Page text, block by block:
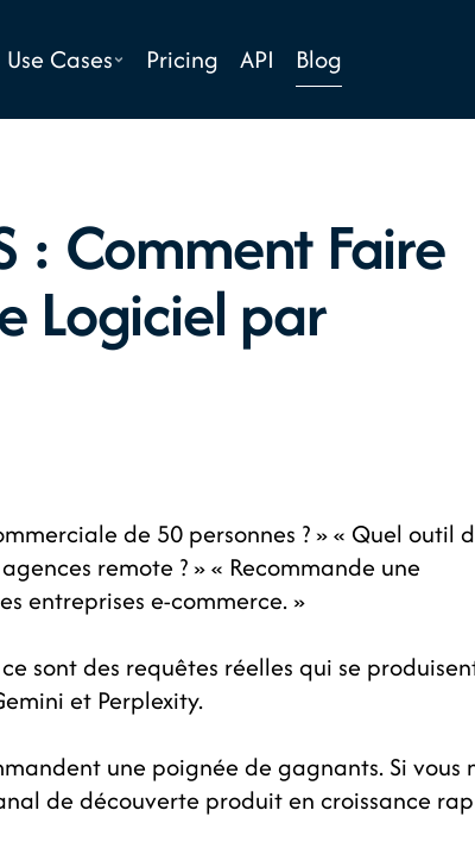
Use Cases Pricing API Blog
: Comment Faire
Logiciel par
de 50 personnes ? » « Quel outil
remote ? » « Recommande une
entreprises e-commerce. »
sont des requêtes réelles qui se
et Perplexity.
une poignée de gagnants. Si vous
de découverte produit en croissance